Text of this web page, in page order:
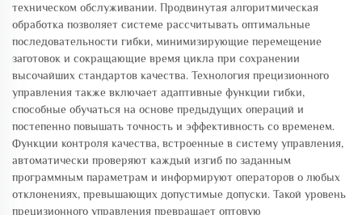
техническом обслуживании. Продвинутая алгоритмическая
обработка позволяет системе рассчитывать оптимальные
последовательности гибки, минимизирующие перемещение
заготовок и сокращающие время цикла при сохранении
высочайших стандартов качества. Технология прецизионного
управления также включает адаптивные функции гибки,
способные обучаться на основе предыдущих операций и
постепенно повышать точность и эффективность со временем.
Функции контроля качества, встроенные в систему управления,
автоматически проверяют каждый изгиб по заданным
программным параметрам и информируют операторов о любых
отклонениях, превышающих допустимые допуски. Такой уровень
прецизионного управления превращает оптовую